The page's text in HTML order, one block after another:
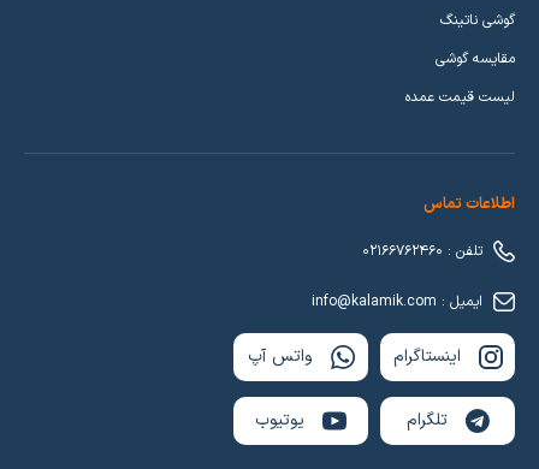
گوشی ناتینگ
مقایسه گوشی
لیست قیمت عمده
اطلاعات تماس
تلفن : 02166762460
ایمیل : info@kalamik.com
اینستاگرام واتس آپ
تلگرام یوتیوب